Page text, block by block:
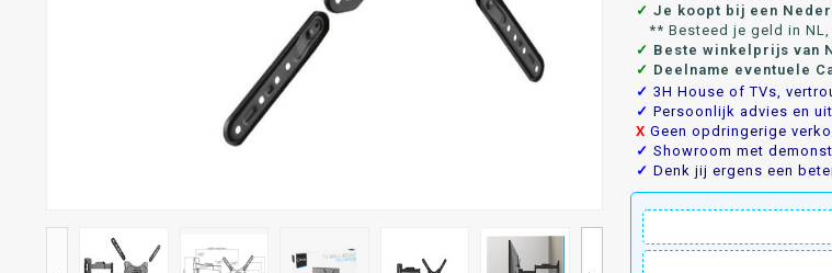
✓ Je koopt bij een
** Besteed je geld in
✓ Beste winkelprijs van
✓ Deelname eventuele
✓ 3H House of TVs,
✓ Persoonlijk advies en
X Geen opdringerige
✓ Showroom met
✓ Denk jij ergens een